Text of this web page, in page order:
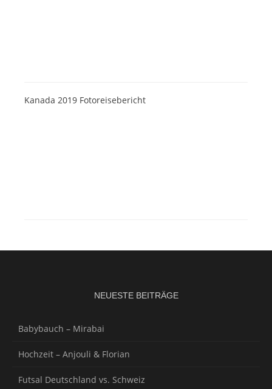
Kanada 2019 Fotoreisebericht
NEUESTE BEITRÄGE
Babybauch – Mirabai
Hochzeit – Anjouli & Florian
Futsal Deutschland vs. Schweiz